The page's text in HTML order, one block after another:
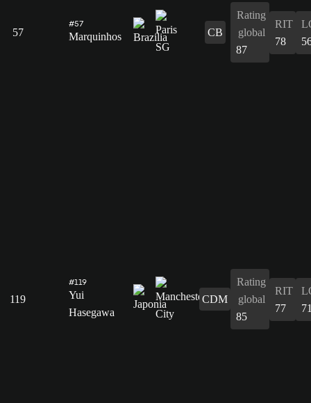
57
#57
Marquinhos CB
Rating
global
87
RIT
78
119
#119
Yui
Hasegawa
CDM
Rating
global
85
RIT
77